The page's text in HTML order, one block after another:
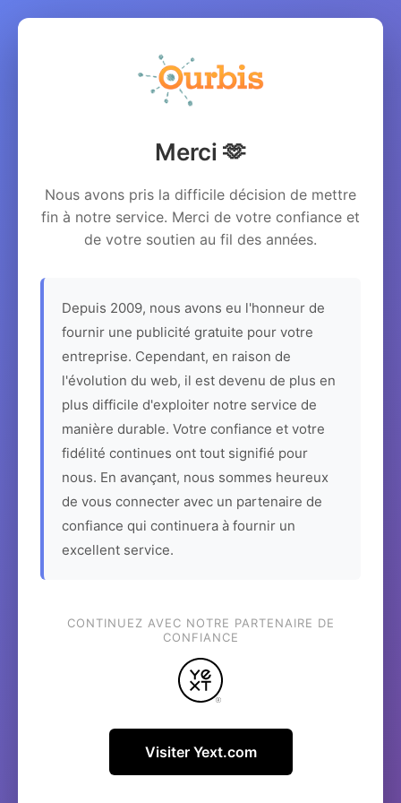
Merci 🫶
Nous avons pris la difficile décision de mettre
fin à notre service. Merci de votre confiance et
de votre soutien au fil des années.
Depuis 2009, nous avons eu l'honneur de
fournir une publicité gratuite pour votre
entreprise. Cependant, en raison de
l'évolution du web, il est devenu de plus en
plus difficile d'exploiter notre service de
manière durable. Votre confiance et votre
fidélité continues ont tout signifié pour
nous. En avançant, nous sommes heureux
de vous connecter avec un partenaire de
confiance qui continuera à fournir un
excellent service.
CONTINUEZ AVEC NOTRE PARTENAIRE DE
CONFIANCE
Visiter Yext.com